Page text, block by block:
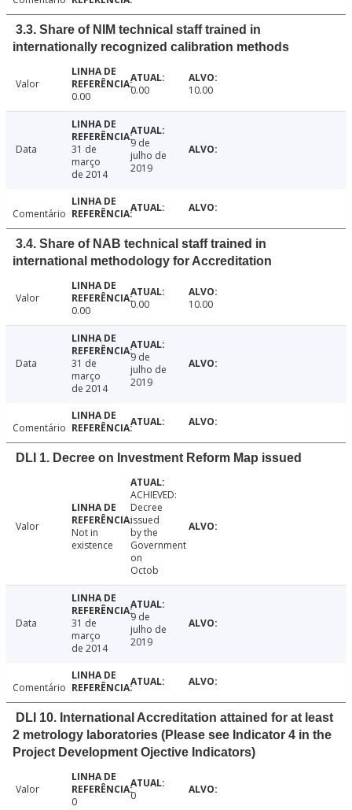
3.3. Share of NIM technical staff trained in
internationally recognized calibration methods
Valor
0.00
0.00 10.00
Data
31 de
março
de 2014
9 de
julho de
2019
Comentário
3.4. Share of NAB technical staff trained in
international methodology for Accreditation
Valor
0.00
0.00 10.00
Data
31 de
março
de 2014
9 de
julho de
2019
Comentário
DLI 1. Decree on Investment Reform Map issued
Valor
Not in
existence
ACHIEVED:
Decree
issued
by the
Government
on
Octob
Data
31 de
março
de 2014
9 de
julho de
2019
Comentário
DLI 10. International Accreditation attained for at least
2 metrology laboratories (Please see Indicator 4 in the
Project Development Ojective Indicators)
Valor
0
0